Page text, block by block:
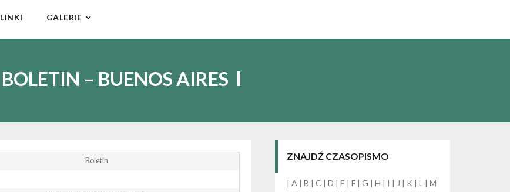
LINKI GALERIE
BOLETIN – BUENOS AIRES
Boletin ZNAJDŹ CZASOPISMO
|A |B |C |D |E |F |G |H | I | J | K |L |M